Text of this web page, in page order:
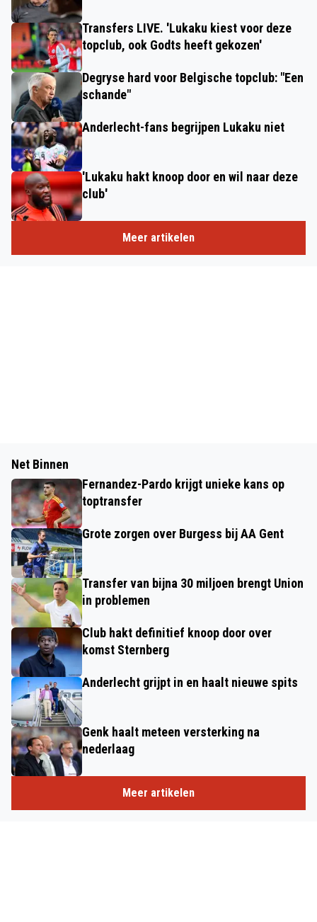
Transfers LIVE. 'Lukaku kiest voor deze
topclub, ook Godts heeft gekozen'
Degryse hard voor Belgische topclub: "Een
schande"
Anderlecht-fans begrijpen Lukaku niet
'Lukaku hakt knoop door en wil naar deze
club'
Meer artikelen
Net Binnen
Fernandez-Pardo krijgt unieke kans op
toptransfer
Grote zorgen over Burgess bij AA Gent
Transfer van bijna 30 miljoen brengt Union
in problemen
Club hakt definitief knoop door over
komst Sternberg
Anderlecht grijpt in en haalt nieuwe spits
Genk haalt meteen versterking na
nederlaag
Meer artikelen